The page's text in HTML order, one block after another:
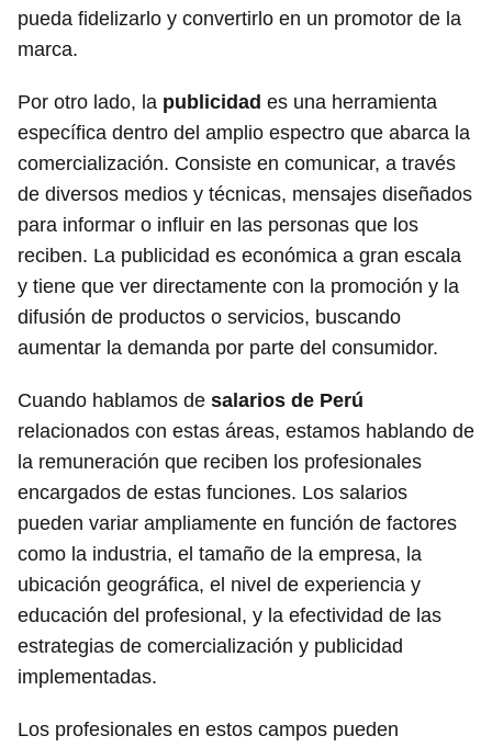
pueda fidelizarlo y convertirlo en un promotor de la
marca.
Por otro lado, la publicidad es una herramienta
específica dentro del amplio espectro que abarca la
comercialización. Consiste en comunicar, a través
de diversos medios y técnicas, mensajes diseñados
para informar o influir en las personas que los
reciben. La publicidad es económica a gran escala
y tiene que ver directamente con la promoción y la
difusión de productos o servicios, buscando
aumentar la demanda por parte del consumidor.
Cuando hablamos de salarios de Perú
relacionados con estas áreas, estamos hablando de
la remuneración que reciben los profesionales
encargados de estas funciones. Los salarios
pueden variar ampliamente en función de factores
como la industria, el tamaño de la empresa, la
ubicación geográfica, el nivel de experiencia y
educación del profesional, y la efectividad de las
estrategias de comercialización y publicidad
implementadas.
Los profesionales en estos campos pueden